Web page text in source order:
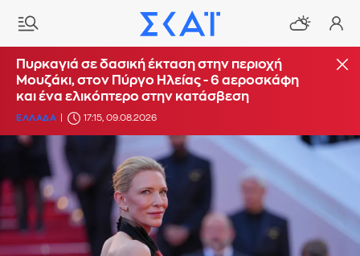
Πυρκαγιά σε δασική έκταση στην περιοχή
Μουζάκι, στον Πύργο Ηλείας - 6 αεροσκάφη
και ένα ελικόπτερο στην κατάσβεση
ΕΛΛΑΔΑ 17:15, 09.08.2026